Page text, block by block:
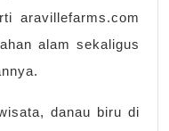
aravillefarms.com
alam sekaligus
danau biru di